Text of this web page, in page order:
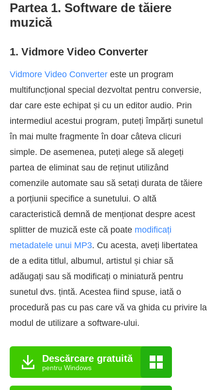
Partea 1. Software de tăiere
muzică
1. Vidmore Video Converter
Vidmore Video Converter este un program
multifuncțional special dezvoltat pentru conversie,
dar care este echipat și cu un editor audio. Prin
intermediul acestui program, puteți împărți sunetul
în mai multe fragmente în doar câteva clicuri
simple. De asemenea, puteți alege să alegeți
partea de eliminat sau de reținut utilizând
comenzile automate sau să setați durata de tăiere
a porțiunii specifice a sunetului. O altă
caracteristică demnă de menționat despre acest
splitter de muzică este că poate modificați
metadatele unui MP3. Cu acesta, aveți libertatea
de a edita titlul, albumul, artistul și chiar să
adăugați sau să modificați o miniatură pentru
sunetul dvs. țintă. Acestea fiind spuse, iată o
procedură pas cu pas care vă va ghida cu privire la
modul de utilizare a software-ului.
Descărcare gratuită
pentru Windows